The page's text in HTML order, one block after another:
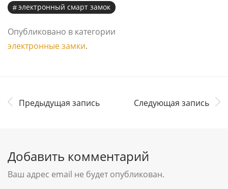
электронный смарт замок
Опубликовано в категории
электронные замки.
Предыдущая запись Следующая запись
Добавить комментарий
Ваш адрес email не будет опубликован.